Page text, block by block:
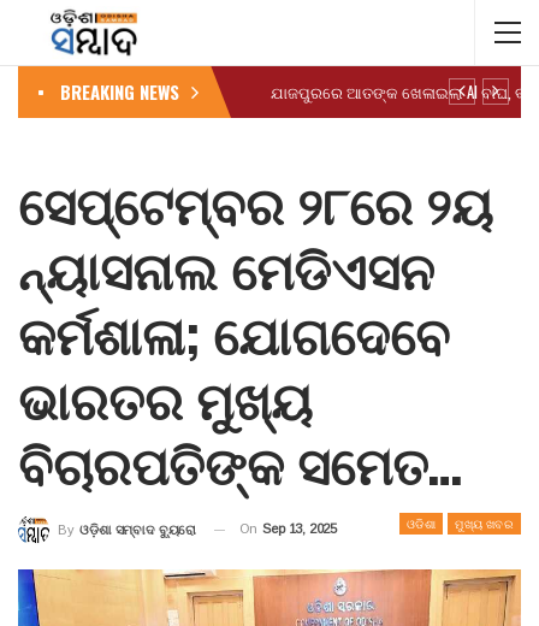
BREAKING NEWS
ସେପ୍ଟେମ୍ବର ୨୮ରେ ୨ୟ
ନ୍ୟାସନାଲ ମେଡିଏସନ
କର୍ମଶାଳା; ଯୋଗଦେବେ
ଭାରତର ମୁଖ୍ୟ
ବିଚାରପତିଙ୍କ ସମେତ…
ଓଡିଶା ମୁଖ୍ୟ ଖବର
By ଓଡ଼ିଶା ସମ୍ବାଦ ବ୍ୟୁରୋ On Sep 13, 2025